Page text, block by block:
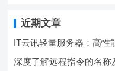
近期文章
IT云讯轻量服务器：高性
深度了解远程指令的名称